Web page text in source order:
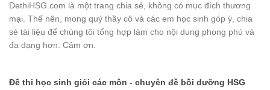
DethiHSG.com là một trang chia sẻ, không có mục đích thương
mại. Thế nên, mong quý thầy cô và các em học sinh góp ý, chia
sẻ tài liệu để chúng tôi tổng hợp làm cho nội dung phong phú và
đa dạng hơn. Cảm ơn.
Đề thi học sinh giỏi các môn - chuyên đề bồi dưỡng HSG